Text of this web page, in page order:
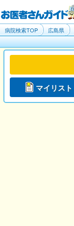
病院検索TOP 広島県
マイリスト